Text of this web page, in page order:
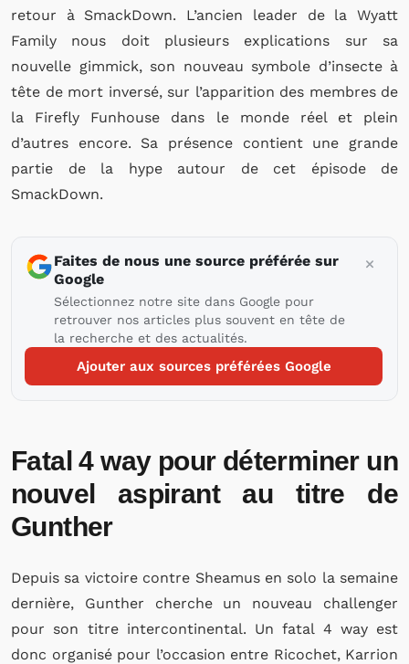
retour à SmackDown. L’ancien leader de la Wyatt
Family nous doit plusieurs explications sur sa
nouvelle gimmick, son nouveau symbole d’insecte à
tête de mort inversé, sur l’apparition des membres de
la Firefly Funhouse dans le monde réel et plein
d’autres encore. Sa présence contient une grande
partie de la hype autour de cet épisode de
SmackDown.
Faites de nous une source préférée sur
Google
Sélectionnez notre site dans Google pour
retrouver nos articles plus souvent en tête de
la recherche et des actualités.
Ajouter aux sources préférées Google
Fatal 4 way pour déterminer un
nouvel aspirant au titre de
Gunther
Depuis sa victoire contre Sheamus en solo la semaine
dernière, Gunther cherche un nouveau challenger
pour son titre intercontinental. Un fatal 4 way est
donc organisé pour l’occasion entre Ricochet, Karrion